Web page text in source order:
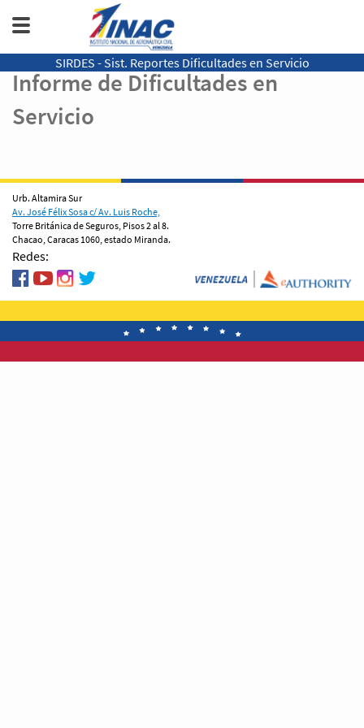
SIRDES - Sist. Reportes Dificultades en Servicio
Informe de Dificultades en
Servicio
Urb. Altamira Sur
Av. José Félix Sosa c/ Av. Luis Roche,
Torre Británica de Seguros, Pisos 2 al 8.
Chacao, Caracas 1060, estado Miranda.
Redes: